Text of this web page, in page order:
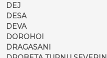
DEJ
DESA
DEVA
DOROHOI
DRAGASANI